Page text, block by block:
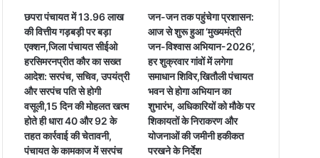
छपरा पंचायत में 13.96 लाख
की वित्तीय गड़बड़ी पर बड़ा
एक्शन,जिला पंचायत सीईओ
हरसिमरनप्रीत कौर का सख्त
आदेश: सरपंच, सचिव, उपयंत्री
और सरपंच पति से होगी
वसूली,15 दिन की मोहलत खत्म
होते ही धारा 40 और 92 के
तहत कार्रवाई की चेतावनी,
पंचायत के कामकाज में सरपंच
जन-जन तक पहुंचेगा प्रशासन:
आज से शुरू हुआ ‘मुख्यमंत्री
जन-विश्वास अभियान-2026’,
हर शुक्रवार गांवों में लगेगा
समाधान शिविर,खितौली पंचायत
भवन से होगा अभियान का
शुभारंभ, अधिकारियों को मौके पर
शिकायतों के निराकरण और
योजनाओं की जमीनी हकीकत
परखने के निर्देश